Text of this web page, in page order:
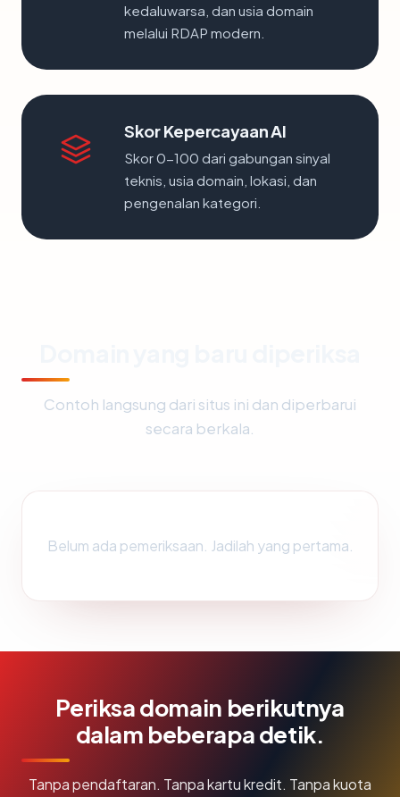
kedaluwarsa, dan usia domain
melalui RDAP modern.
Skor Kepercayaan AI
Skor 0-100 dari gabungan sinyal
teknis, usia domain, lokasi, dan
pengenalan kategori.
Contoh langsung dari situs ini dan diperbarui
secara berkala.
Belum ada pemeriksaan. Jadilah yang pertama.
Periksa domain berikutnya
dalam beberapa detik.
Tanpa pendaftaran. Tanpa kartu kredit. Tanpa kuota